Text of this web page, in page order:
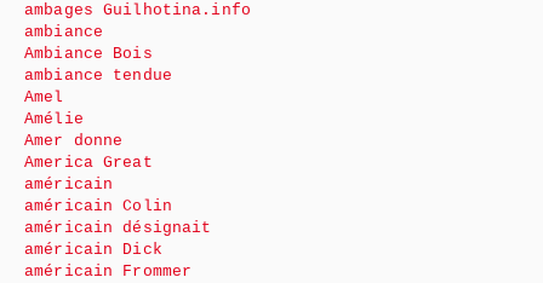
ambages Guilhotina.info
ambiance
Ambiance Bois
ambiance tendue
Amel
Amélie
Amer donne
America Great
américain
américain Colin
américain désignait
américain Dick
américain Frommer